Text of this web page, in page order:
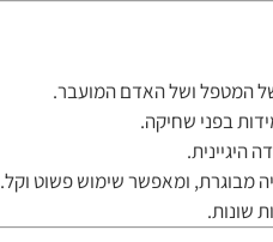
המטפל ושל האדם המועבר.
בפני שחיקה.
היגיינית.
מבוגרת, ומאפשר שימוש פשוט וקל.
שונות.